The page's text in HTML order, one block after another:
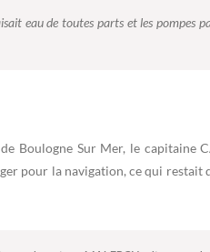
eau de toutes parts et les pompes
Boulogne Sur Mer, le capitaine
pour la navigation, ce qui